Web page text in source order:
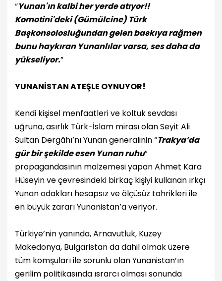
“Yunan'ın kalbi her yerde atıyor!!
Komotini'deki (Gümülcine) Türk
Başkonsolosluğundan gelen baskıya rağmen
bunu haykıran Yunanlılar varsa, ses daha da
yükseliyor.”
YUNANİSTAN ATEŞLE OYNUYOR!
Kendi kişisel menfaatleri ve koltuk sevdası
uğruna, asırlık Türk-İslam mirası olan Seyit Ali
Sultan Dergâhı’nı Yunan generalinin “Trakya’da
gür bir şekilde esen Yunan ruhu”
propagandasının malzemesi yapan Ahmet Kara
Hüseyin ve çevresindeki birkaç kişiyi kullanan ırkçı
Yunan odakları hesapsız ve ölçüsüz tahrikleri ile
en büyük zararı Yunanistan’a veriyor.
Türkiye’nin yanında, Arnavutluk, Kuzey
Makedonya, Bulgaristan da dahil olmak üzere
tüm komşuları ile sorunlu olan Yunanistan’ın
gerilim politikasında ısrarcı olması sonunda